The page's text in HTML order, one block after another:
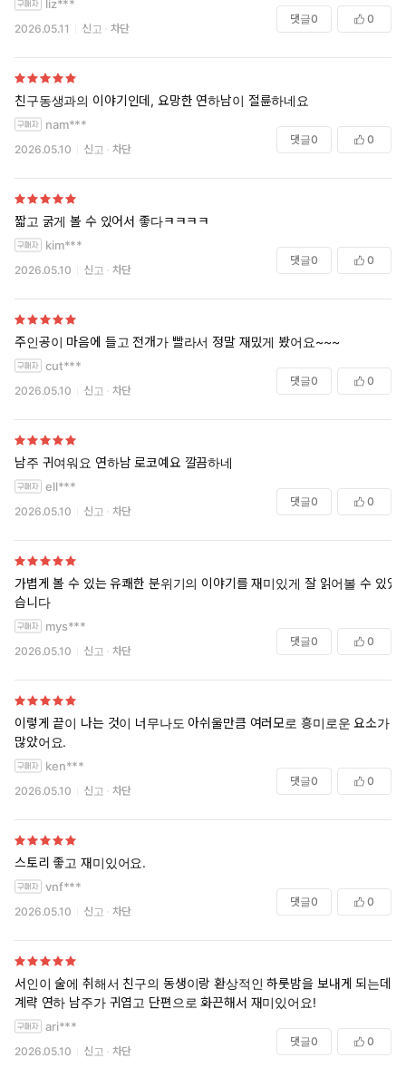
liz***
2026.05.11 신고 차단
댓글0 0
친구동생과의 이야기인데, 요망한 연하남이 절륜하네요
nam***
2026.05.10 신고 차단
댓글0 0
짧고 굵게 볼 수 있어서 좋다ㅋㅋㅋㅋ
kim***
2026.05.10 신고 차단
댓글0 0
주인공이 마음에 들고 전개가 빨라서 정말 재밌게 봤어요~~~
cut***
2026.05.10 신고 차단
댓글0 0
남주 귀여워요 연하남 로코예요 깔끔하네
ell***
2026.05.10 신고 차단
댓글0 0
가볍게 볼 수 있는 유쾌한 분위기의 이야기를 재미있게 잘 읽어볼 수 있었
습니다
mys***
2026.05.10 신고 차단
댓글0 0
이렇게 끝이 나는 것이 너무나도 아쉬울만큼 여러모로 흥미로운 요소가
많았어요.
ken***
2026.05.10 신고 차단
댓글0 0
스토리 좋고 재미있어요.
vnf***
2026.05.10 신고 차단
댓글0 0
서인이 술에 취해서 친구의 동생이랑 환상적인 하룻밤을 보내게 되는데,
계략 연하 남주가 귀엽고 단편으로 화끈해서 재미있어요!
ari***
2026.05.10 신고 차단
댓글0 0